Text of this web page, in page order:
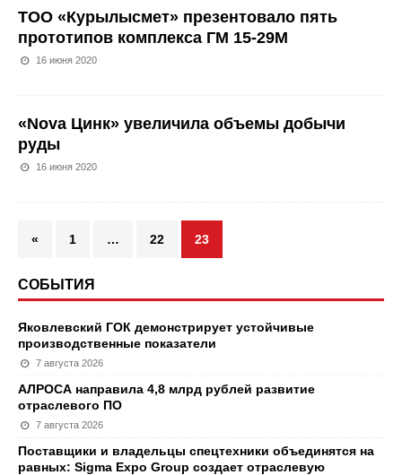
ТОО «Курылысмет» презентовало пять
прототипов комплекса ГМ 15-29М
16 июня 2020
«Nova Цинк» увеличила объемы добычи
руды
16 июня 2020
« 1 … 22 23
СОБЫТИЯ
Яковлевский ГОК демонстрирует устойчивые
производственные показатели
7 августа 2026
АЛРОСА направила 4,8 млрд рублей развитие
отраслевого ПО
7 августа 2026
Поставщики и владельцы спецтехники объединятся на
равных: Sigma Expo Group создает отраслевую